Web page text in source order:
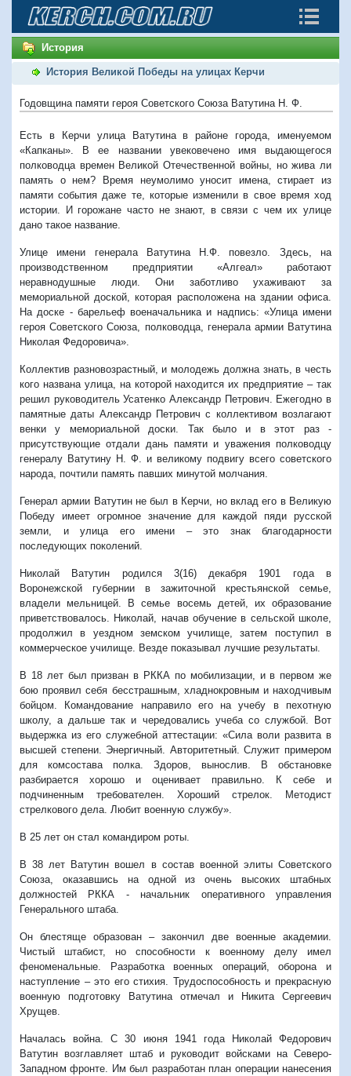
История
История Великой Победы на улицах Керчи
Годовщина памяти героя Советского Союза Ватутина Н. Ф.
Есть в Керчи улица Ватутина в районе города, именуемом
«Капканы». В ее названии увековечено имя выдающегося
полководца времен Великой Отечественной войны, но жива ли
память о нем? Время неумолимо уносит имена, стирает из
памяти события даже те, которые изменили в свое время ход
истории. И горожане часто не знают, в связи с чем их улице
дано такое название.
Улице имени генерала Ватутина Н.Ф. повезло. Здесь, на
производственном предприятии «Алгеал» работают
неравнодушные люди. Они заботливо ухаживают за
мемориальной доской, которая расположена на здании офиса.
На доске - барельеф военачальника и надпись: «Улица имени
героя Советского Союза, полководца, генерала армии Ватутина
Николая Федоровича».
Коллектив разновозрастный, и молодежь должна знать, в честь
кого названа улица, на которой находится их предприятие – так
решил руководитель Усатенко Александр Петрович. Ежегодно в
памятные даты Александр Петрович с коллективом возлагают
венки у мемориальной доски. Так было и в этот раз -
присутствующие отдали дань памяти и уважения полководцу
генералу Ватутину Н. Ф. и великому подвигу всего советского
народа, почтили память павших минутой молчания.
Генерал армии Ватутин не был в Керчи, но вклад его в Великую
Победу имеет огромное значение для каждой пяди русской
земли, и улица его имени – это знак благодарности
последующих поколений.
Николай Ватутин родился 3(16) декабря 1901 года в
Воронежской губернии в зажиточной крестьянской семье,
владели мельницей. В семье восемь детей, их образование
приветствовалось. Николай, начав обучение в сельской школе,
продолжил в уездном земском училище, затем поступил в
коммерческое училище. Везде показывал лучшие результаты.
В 18 лет был призван в РККА по мобилизации, и в первом же
бою проявил себя бесстрашным, хладнокровным и находчивым
бойцом. Командование направило его на учебу в пехотную
школу, а дальше так и чередовались учеба со службой. Вот
выдержка из его служебной аттестации: «Сила воли развита в
высшей степени. Энергичный. Авторитетный. Служит примером
для комсостава полка. Здоров, вынослив. В обстановке
разбирается хорошо и оценивает правильно. К себе и
подчиненным требователен. Хороший стрелок. Методист
стрелкового дела. Любит военную службу».
В 25 лет он стал командиром роты.
В 38 лет Ватутин вошел в состав военной элиты Советского
Союза, оказавшись на одной из очень высоких штабных
должностей РККА - начальник оперативного управления
Генерального штаба.
Он блестяще образован – закончил две военные академии.
Чистый штабист, но способности к военному делу имел
феноменальные. Разработка военных операций, оборона и
наступление – это его стихия. Трудоспособность и прекрасную
военную подготовку Ватутина отмечал и Никита Сергеевич
Хрущев.
Началась война. С 30 июня 1941 года Николай Федорович
Ватутин возглавляет штаб и руководит войсками на Северо-
Западном фронте. Им был разработан план операции нанесения